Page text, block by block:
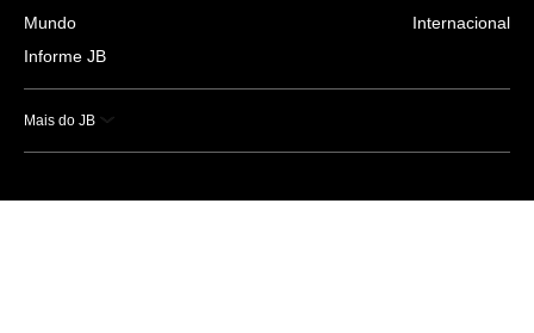
Mundo
Informe JB
Internacional
Mais do JB
Esportes